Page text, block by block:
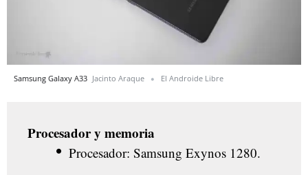
Samsung Galaxy A33 Jacinto Araque El Androide Libre
Procesador y memoria
Procesador: Samsung Exynos 1280.